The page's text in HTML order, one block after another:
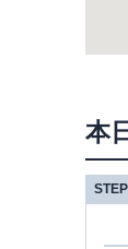
本